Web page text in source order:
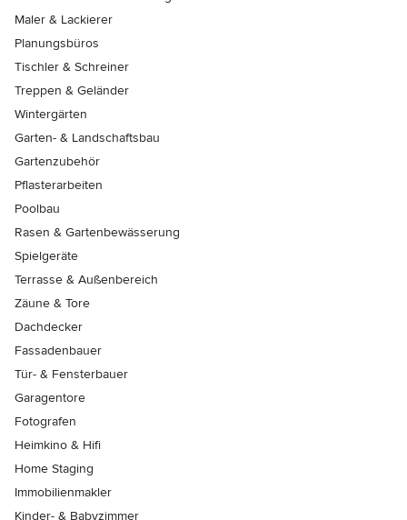
Maler & Lackierer
Planungsbüros
Tischler & Schreiner
Treppen & Geländer
Wintergärten
Garten- & Landschaftsbau
Gartenzubehör
Pflasterarbeiten
Poolbau
Rasen & Gartenbewässerung
Spielgeräte
Terrasse & Außenbereich
Zäune & Tore
Dachdecker
Fassadenbauer
Tür- & Fensterbauer
Garagentore
Fotografen
Heimkino & Hifi
Home Staging
Immobilienmakler
Kinder- & Babyzimmer